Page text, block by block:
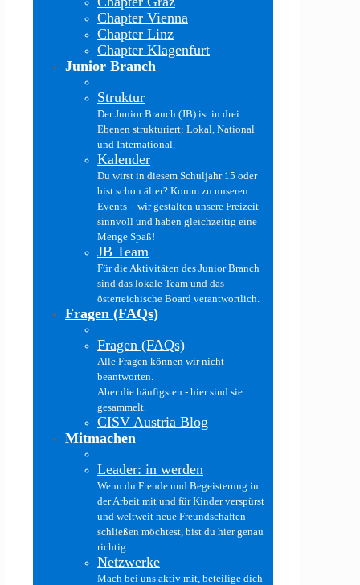
Chapter Vienna
Chapter Linz
Chapter Klagenfurt
Junior Branch
Struktur
Der Junior Branch (JB) ist in drei
Ebenen strukturiert: Lokal, National
und International.
Kalender
Du wirst in diesem Schuljahr 15 oder
bist schon älter? Komm zu unseren
Events – wir gestalten unsere Freizeit
sinnvoll und haben gleichzeitig eine
Menge Spaß!
JB Team
Für die Aktivitäten des Junior Branch
sind das lokale Team und das
österreichische Board verantwortlich.
Fragen (FAQs)
Fragen (FAQs)
Alle Fragen können wir nicht
beantworten.
Aber die häufigsten - hier sind sie
gesammelt.
CISV Austria Blog
Mitmachen
Leader: in werden
Wenn du Freude und Begeisterung in
der Arbeit mit und für Kinder verspürst
und weltweit neue Freundschaften
schließen möchtest, bist du hier genau
richtig.
Netzwerke
Mach bei uns aktiv mit, beteilige dich